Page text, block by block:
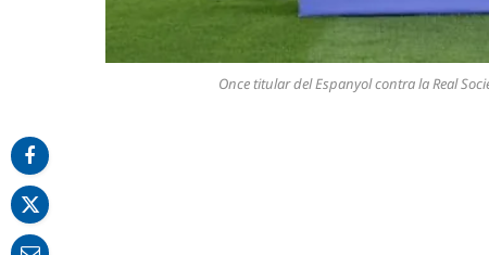
Once titular del Espanyol contra la Real